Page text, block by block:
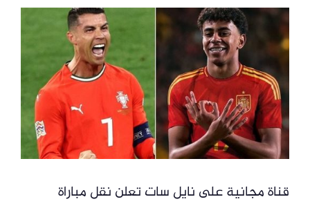
قناة مجانية على نايل سات تعلن نقل مباراة